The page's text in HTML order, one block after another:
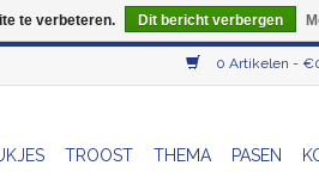
0 Artikelen -
TROOST THEMA PASEN
te verbeteren. Dit bericht verbergen
08